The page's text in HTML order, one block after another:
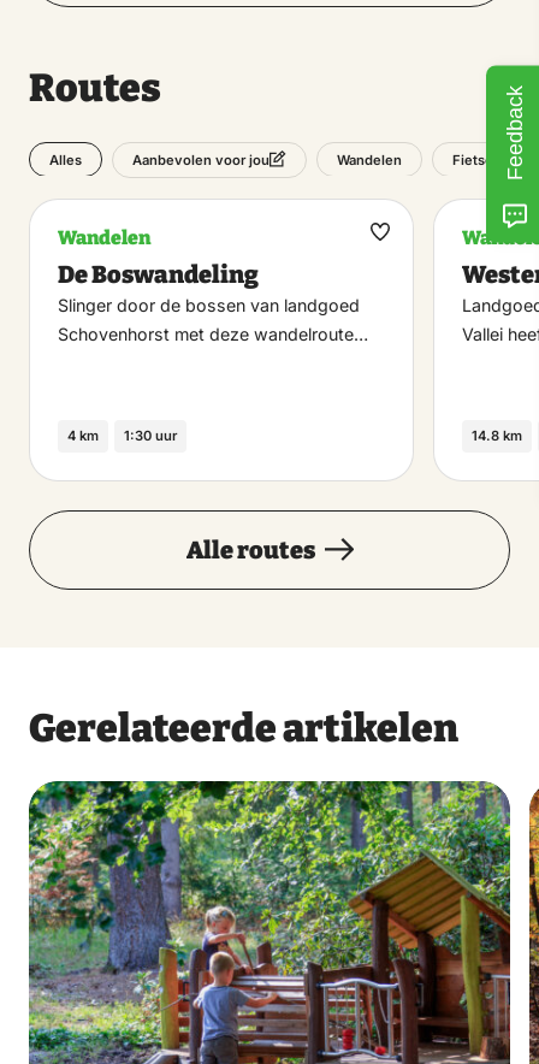
Routes
Alles Aanbevolen voor jou Wandelen Fietsen
Wandelen
De Boswandeling
Slinger door de bossen van landgoed
Schovenhorst met deze wandelroute…
4 km 1:30 uur
Maak
Vallei
14.8 km
Alle routes
Gerelateerde artikelen
Feedback